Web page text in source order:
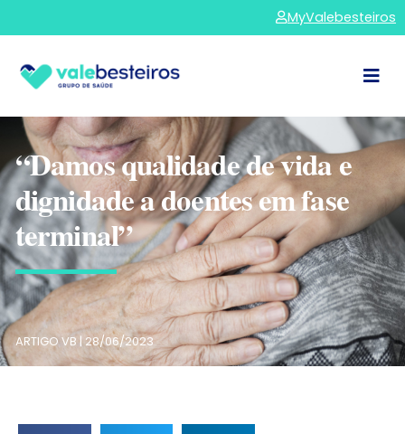
MyValebesteiros
“Damos qualidade de vida e
dignidade a doentes em fase
terminal”
ARTIGO VB | 28/06/2023